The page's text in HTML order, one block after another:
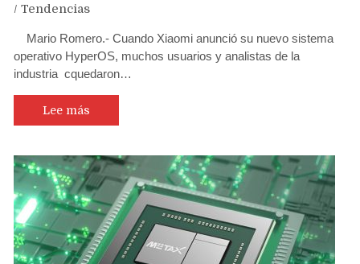
/ Tendencias
Mario Romero.- Cuando Xiaomi anunció su nuevo sistema
operativo HyperOS, muchos usuarios y analistas de la
industria cquedaron…
Lee más